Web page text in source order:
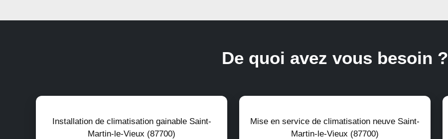
De quoi avez vous besoin ?
Installation de climatisation gainable Saint-
Martin-le-Vieux (87700)
Mise en service de climatisation neuve Saint-
Martin-le-Vieux (87700)